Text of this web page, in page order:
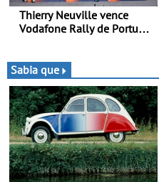
Thierry Neuville vence
Vodafone Rally de Portugal
Sabia que